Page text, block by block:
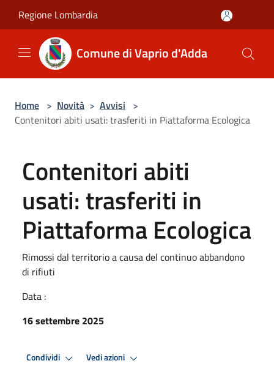
Regione Lombardia
Comune di Vaprio d'Adda
Home > Novità > Avvisi >
Contenitori abiti usati: trasferiti in Piattaforma Ecologica
Contenitori abiti
usati: trasferiti in
Piattaforma Ecologica
Rimossi dal territorio a causa del continuo abbandono
di rifiuti
Data :
16 settembre 2025
Condividi Vedi azioni